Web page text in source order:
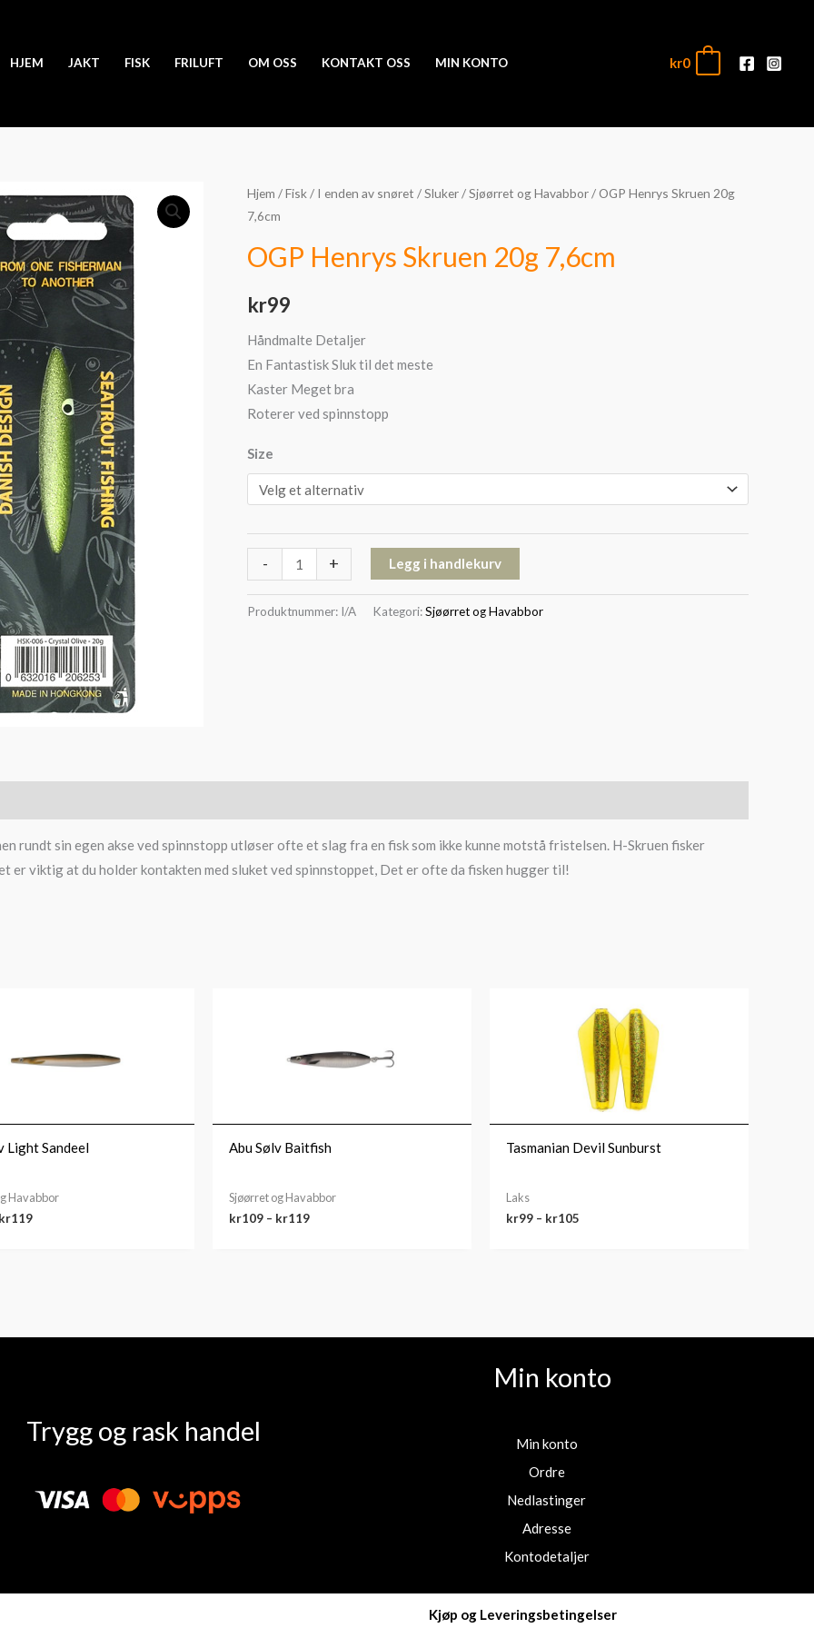
HJEM JAKT FISK FRILUFT OM OSS KONTAKT OSS MIN KONTO kr0
Hjem /Fisk/ I enden av snøret /Sluker/Sjøørret og Havabbor/ OGP Henrys Skruen 20g
7,6cm
OGP Henrys Skruen 20g 7,6cm
kr99
Håndmalte Detaljer
En Fantastisk Sluk til det meste
Kaster Meget bra
Roterer ved spinnstopp
Size
-
OGP
Henrys
20g
antall
+ Legg i handlekurv
Produktnummer: I/A Kategori:Sjøørret og Havabbor
rundt sin egen akse ved spinnstopp utløser ofte et slag fra en fisk som ikke kunne motstå fristelsen. H-Skruen fisker
er viktig at du holder kontakten med sluket ved spinnstoppet, Det er ofte da fisken hugger til!
Light Sandeel
Havabbor
kr119
Abu Sølv Baitfish
Sjøørret og Havabbor
kr109 – kr119
Tasmanian Devil Sunburst
Laks
kr99 – kr105
kr99
til
kr105
Trygg og rask handel
Min konto
Min konto
Ordre
Nedlastinger
Adresse
Kontodetaljer
Kjøp og Leveringsbetingelser